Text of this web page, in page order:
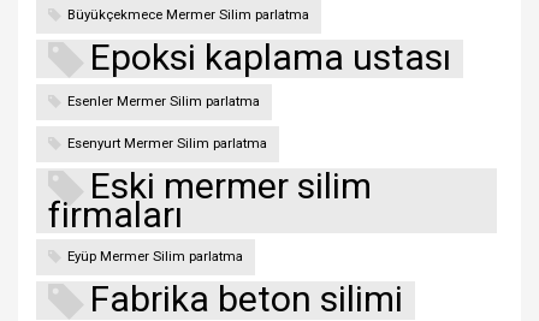
Büyükçekmece Mermer Silim parlatma
Epoksi kaplama ustası
Esenler Mermer Silim parlatma
Esenyurt Mermer Silim parlatma
Eski mermer silim
firmaları
Eyüp Mermer Silim parlatma
Fabrika beton silimi